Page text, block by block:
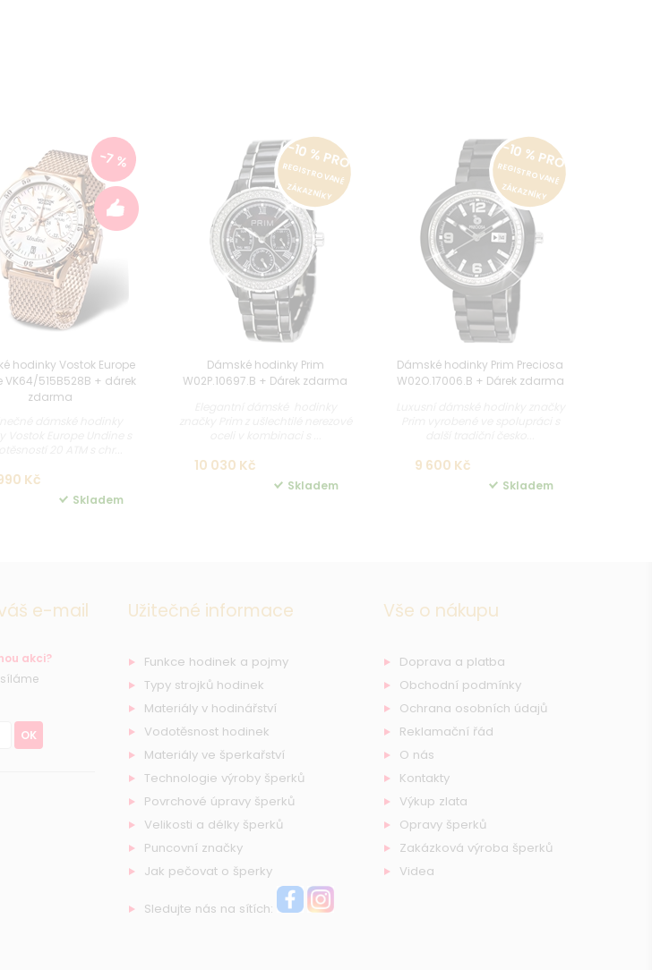
-7 %
hodinky Vostok Europe
VK64/515B528B + dárek
zdarma
Kč
Skladem
-10 % PRO
REGISTROVANÉ
ZÁKAZNÍKY
Dámské hodinky Prim
W02P.10697.B + Dárek zdarma
10 030 Kč
Skladem
-10 % PRO
REGISTROVANÉ
ZÁKAZNÍKY
Dámské hodinky Prim Preciosa
W02O.17006.B + Dárek zdarma
9 600 Kč
Skladem
e-mail
akci?
OK
Užitečné informace
Funkce hodinek a pojmy
Typy strojků hodinek
Materiály v hodinářství
Vodotěsnost hodinek
Materiály ve šperkařství
Technologie výroby šperků
Povrchové úpravy šperků
Velikosti a délky šperků
Puncovní značky
Jak pečovat o šperky
Sledujte nás na sítích:
Vše o nákupu
Doprava a platba
Obchodní podmínky
Ochrana osobních údajů
Reklamační řád
O nás
Kontakty
Výkup zlata
Opravy šperků
Zakázková výroba šperků
Videa